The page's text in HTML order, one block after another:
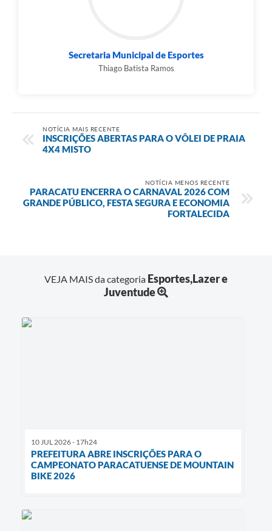
Secretaria Municipal de Esportes
Thiago Batista Ramos
NOTÍCIA MAIS RECENTE
INSCRIÇÕES ABERTAS PARA O VÔLEI DE PRAIA
4X4 MISTO
NOTÍCIA MENOS RECENTE
PARACATU ENCERRA O CARNAVAL 2026 COM
GRANDE PÚBLICO, FESTA SEGURA E ECONOMIA
FORTALECIDA
VEJA MAIS da categoria Esportes,Lazer e
Juventude
10 JUL 2026 - 17h24
PREFEITURA ABRE INSCRIÇÕES PARA O
CAMPEONATO PARACATUENSE DE MOUNTAIN
BIKE 2026